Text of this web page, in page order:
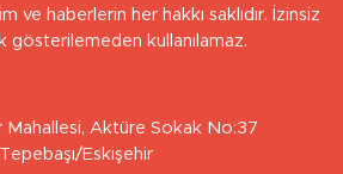
ve haberlerin her hakkı saklıdır. İzinsiz
Mahallesi, Aktüre Sokak No:37